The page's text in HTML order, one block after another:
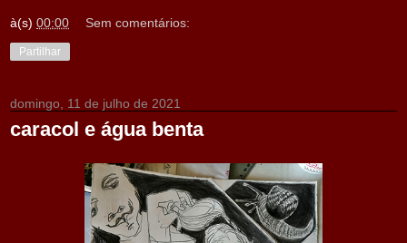
à(s) 00:00 Sem comentários:
Partilhar
domingo, 11 de julho de 2021
caracol e água benta